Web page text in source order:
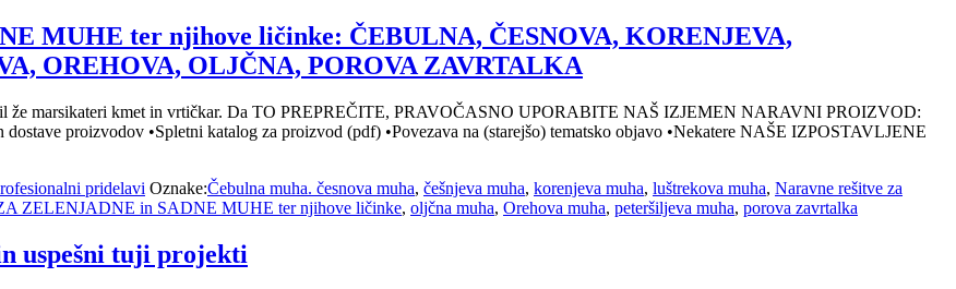
MUHE ter njihove ličinke: ČEBULNA, ČESNOVA, KORENJEVA,
OREHOVA, OLJČNA, POROVA ZAVRTALKA
že marsikateri kmet in vrtičkar. Da TO PREPREČITE, PRAVOČASNO UPORABITE NAŠ IZJEMEN NARAVNI PROIZVOD:
proizvodov •Spletni katalog za proizvod (pdf) •Povezava na (starejšo) tematsko objavo •Nekatere NAŠE IZPOSTAVLJENE
pridelavi Oznake:Čebulna muha. česnova muha, češnjeva muha, korenjeva muha, luštrekova muha, Naravne rešitve za
ZELENJADNE in SADNE MUHE ter njihove ličinke, oljčna muha, Orehova muha, peteršiljeva muha, porova zavrtalka
uspešni tuji projekti